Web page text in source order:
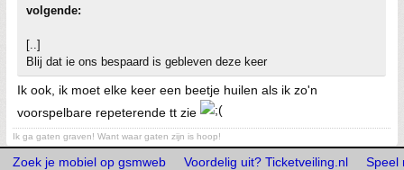
volgende:
[..]
Blij dat ie ons bespaard is gebleven deze keer
Ik ook, ik moet elke keer een beetje huilen als ik zo'n
voorspelbare repeterende tt zie
Ik ga gaten graven! Want waar gaten zijn is hoop!
Zoek je mobiel op gsmweb Voordelig uit? Ticketveiling.nl Speel